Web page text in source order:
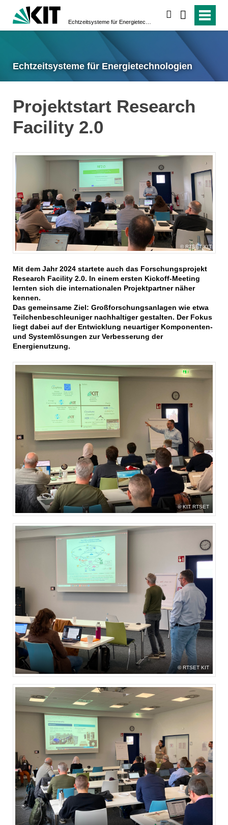
Echtzeitsysteme für Energietechnologien
Projektstart Research
Facility 2.0
RTSET KIT
Mit dem Jahr 2024 startete auch das Forschungsprojekt
Research Facility 2.0. In einem ersten Kickoff-Meeting
lernten sich die internationalen Projektpartner näher
kennen.
Das gemeinsame Ziel: Großforschungsanlagen wie etwa
Teilchenbeschleuniger nachhaltiger gestalten. Der Fokus
liegt dabei auf der Entwicklung neuartiger Komponenten-
und Systemlösungen zur Verbesserung der
Energienutzung.
KIT RTSET
RTSET KIT